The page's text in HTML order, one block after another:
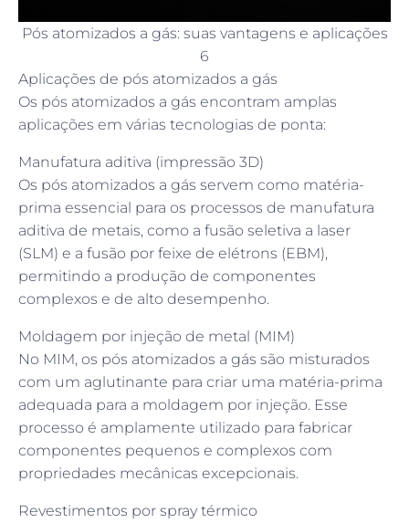
Pós atomizados a gás: suas vantagens e aplicações
6
Aplicações de pós atomizados a gás
Os pós atomizados a gás encontram amplas
aplicações em várias tecnologias de ponta:
Manufatura aditiva (impressão 3D)
Os pós atomizados a gás servem como matéria-
prima essencial para os processos de manufatura
aditiva de metais, como a fusão seletiva a laser
(SLM) e a fusão por feixe de elétrons (EBM),
permitindo a produção de componentes
complexos e de alto desempenho.
Moldagem por injeção de metal (MIM)
No MIM, os pós atomizados a gás são misturados
com um aglutinante para criar uma matéria-prima
adequada para a moldagem por injeção. Esse
processo é amplamente utilizado para fabricar
componentes pequenos e complexos com
propriedades mecânicas excepcionais.
Revestimentos por spray térmico